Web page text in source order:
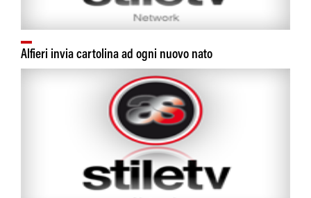
Alfieri invia cartolina ad ogni nuovo nato